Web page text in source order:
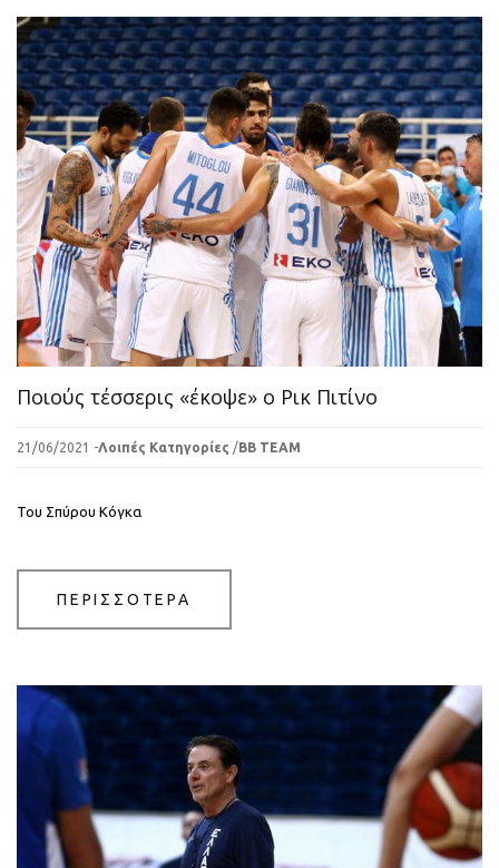
Ποιούς τέσσερις «έκοψε» ο Ρικ Πιτίνο
21/06/2021 -Λοιπές Κατηγορίες /BB TEAM
Του Σπύρου Κόγκα
ΠΕΡΙΣΣΟΤΕΡΑ